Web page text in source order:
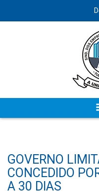
GOVERNO
CONCEDIDO
A 30 DIAS